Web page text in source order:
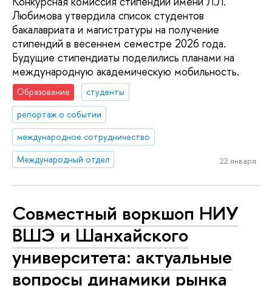
Любимова утвердила список студентов
бакалавриата и магистратуры на получение
стипендий в весеннем семестре 2026 года.
Будущие стипендиаты поделились планами на
международную академическую мобильность.
Образование
студенты
репортаж о событии
международное сотрудничество
Международный отдел
22 января
Совместный воркшоп НИУ
ВШЭ и Шанхайского
университета: актуальные
вопросы динамики рынка